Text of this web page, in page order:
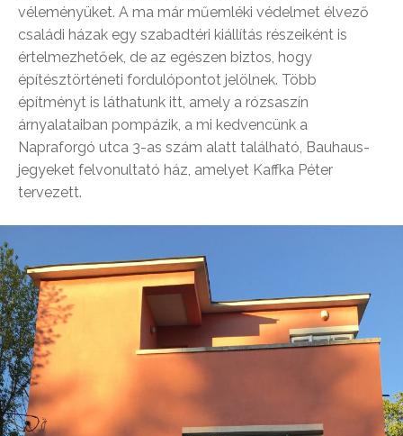
véleményüket. A ma már műemléki védelmet élvező
családi házak egy szabadtéri kiállítás részeiként is
értelmezhetőek, de az egészen biztos, hogy
építésztörténeti fordulópontot jelölnek. Több
építményt is láthatunk itt, amely a rózsaszín
árnyalataiban pompázik, a mi kedvencünk a
Napraforgó utca 3-as szám alatt található, Bauhaus-
jegyeket felvonultató ház, amelyet Kaffka Péter
tervezett.